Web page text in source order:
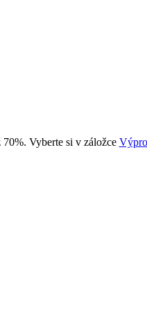
Vyberte si v záložce